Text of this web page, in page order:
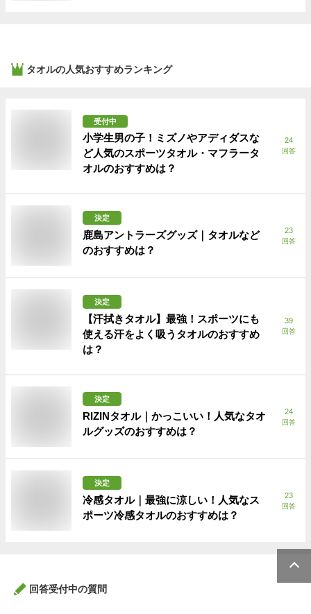
タオルの人気おすすめランキング
受付中
小学生男の子！ミズノやアディダスな
ど人気のスポーツタオル・マフラータ
オルのおすすめは？
24
回答
決定
鹿島アントラーズグッズ｜タオルなど
のおすすめは？
23
回答
決定
【汗拭きタオル】最強！スポーツにも
使える汗をよく吸うタオルのおすすめ
は？
39
回答
決定
RIZINタオル｜かっこいい！人気なタオ
ルグッズのおすすめは？
24
回答
決定
冷感タオル｜最強に涼しい！人気なス
ポーツ冷感タオルのおすすめは？
23
回答
回答受付中の質問